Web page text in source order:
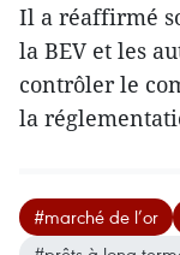
Il a réaffirmé
la BEV et les
contrôler le
la
#marché de l’or